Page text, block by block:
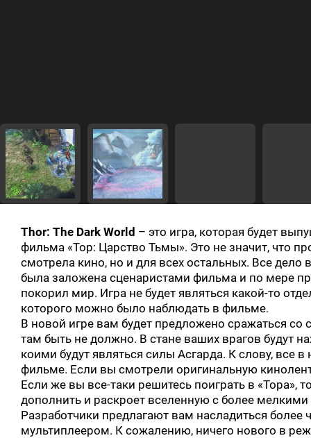
Thor: The Dark World – это игра, которая будет
фильма «Тор: Царство Тьмы». Это не значит, что
смотрела кино, но и для всех остальных. Все дело
была заложена сценаристами фильма и по мере
покорил мир. Игра не будет являться какой-то
которого можно было наблюдать в фильме.
В новой игре вам будет предложено сражаться со
там быть не должно. В стане ваших врагов будут
коими будут являться силы Асгарда. К слову, все
фильме. Если вы смотрели оригинальную
Если же вы все-таки решитесь поиграть в «Тора»,
дополнить и раскроет вселенную с более
Разработчики предлагают вам насладиться
мультиплеером. К сожалению, ничего нового в